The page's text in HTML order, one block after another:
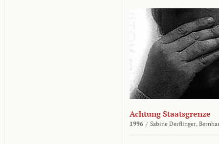
Achtung Staatsgrenze
1996 / Sabine Derflinger,